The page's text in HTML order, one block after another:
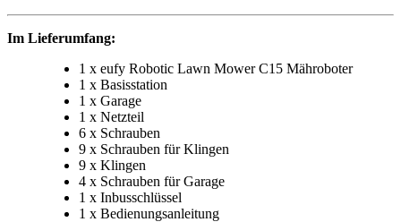
Im Lieferumfang:
1 x eufy Robotic Lawn Mower C15 Mähroboter
1 x Basisstation
1 x Garage
1 x Netzteil
6 x Schrauben
9 x Schrauben für Klingen
9 x Klingen
4 x Schrauben für Garage
1 x Inbusschlüssel
1 x Bedienungsanleitung